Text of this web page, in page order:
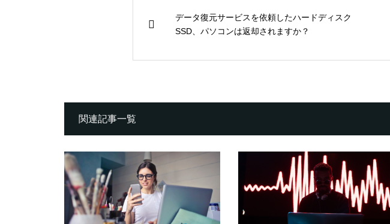
データ復元サービスを依頼したハードディスク
SSD、パソコンは返却されますか？
関連記事一覧